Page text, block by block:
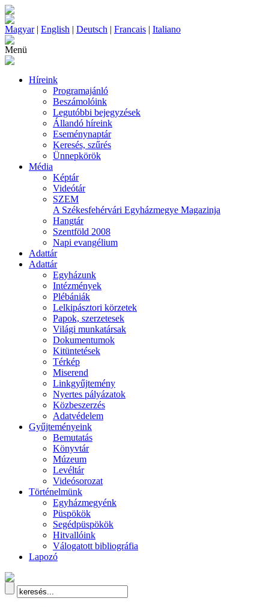
Magyar| English | Deutsch | Francais | Italiano
Menü
Híreink
Programajánló
Beszámolóink
Legutóbbi bejegyzések
Állandó híreink
Eseménynaptár
Keresés, szűrés
Ünnepkörök
Média
Képtár
Videótár
SZEM
A Székesfehérvári Egyházmegye Magazinja
Hangtár
Szentföld 2008
Napi evangélium
Adattár
Adattár
Egyházunk
Intézmények
Plébániák
Lelkipásztori körzetek
Papok, szerzetesek
Világi munkatársak
Dokumentumok
Kitüntetések
Térkép
Miserend
Linkgyűjtemény
Nyertes pályázatok
Közbeszerzés
Adatvédelem
Gyűjteményeink
Bemutatás
Könyvtár
Múzeum
Levéltár
Videósorozat
Történelmünk
Egyházmegyénk
Püspökök
Segédpüspökök
Hitvallóink
Válogatott bibliográfia
Lapozó